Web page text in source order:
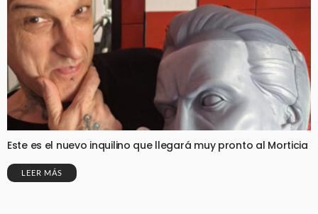
Este es el nuevo inquilino que llegará muy pronto al Morticia
LEER MÁS